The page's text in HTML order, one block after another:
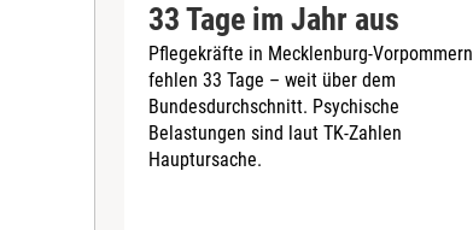
33 Tage im Jahr aus
Pflegekräfte in Mecklenburg-Vorpommern
fehlen 33 Tage – weit über dem
Bundesdurchschnitt. Psychische
Belastungen sind laut TK-Zahlen
Hauptursache.